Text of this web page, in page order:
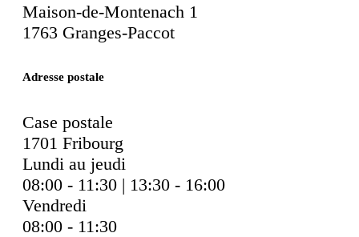
Maison-de-Montenach 1
1763 Granges-Paccot
Adresse postale
Case postale
1701 Fribourg
Lundi au jeudi
08:00 - 11:30 | 13:30 - 16:00
Vendredi
08:00 - 11:30